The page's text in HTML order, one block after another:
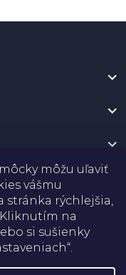
môžu uľaviť
vášmu
stránka rýchlejšia,
na
si sušienky